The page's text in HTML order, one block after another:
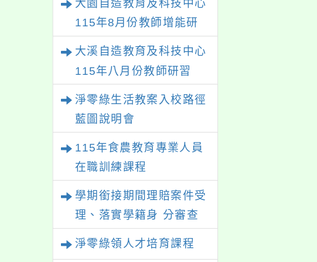
大園自造教育及科技中心
115年8月份教師增能研
習
大溪自造教育及科技中心
115年八月份教師研習
淨零綠生活教案入校路徑
藍圖說明會
115年食農教育專業人員
在職訓練課程
學期銜接期間理賠案件受
理、落實學籍身 分審查
淨零綠領人才培育課程